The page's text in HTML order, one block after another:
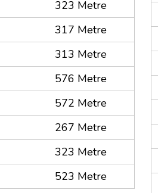
323 Metre
317 Metre
313 Metre
576 Metre
572 Metre
267 Metre
323 Metre
523 Metre